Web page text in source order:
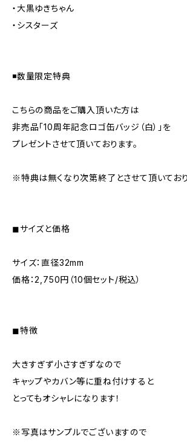
・大黒ゆきちゃん
・シスターズ
◾️数量限定特典
こちらの商品をご購入頂いた方は
非売品「10周年記念ロゴ缶バッジ（白）」を
プレゼントさせて頂いております。
※特典は無くなり次第終了とさせて頂いてお
◼︎サイズと価格
サイズ：直径32mm
価格：2,750円（10個セット/税込）
◼︎特徴
大きすぎず小さすぎずなので
キャップやカバン等に重ね付けすると
とってもオシャレになります！
※写真はサンプルでございますので